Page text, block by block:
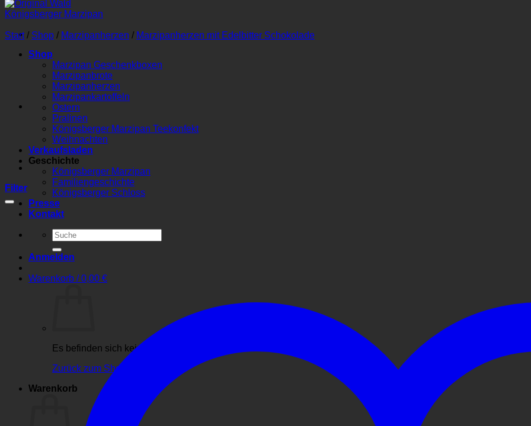
Shop
Marzipan Geschenkboxen
Marzipanbrote
Marzipanherzen
Marzipankartoffeln
Ostern
Pralinen
Königsberger Marzipan Teekonfekt
Weihnachten
Verkaufsladen
Geschichte
Königsberger Marzipan
Familiengeschichte
Königsberger Schloss
Presse
Kontakt
Suchen
nach:
Anmelden
Warenkorb /0,00 €
Es befinden sich keine Produkte im Warenkorb.
Zurück zum Shop
Warenkorb
Start / Shop / Marzipanherzen / Marzipanherzen mit Edelbitter Schokolade
Filter